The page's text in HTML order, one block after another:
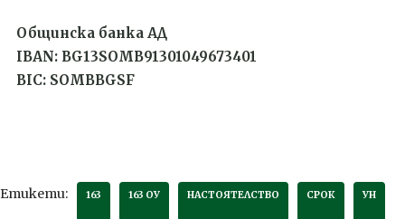
Общинска банка АД
IBAN: BG13SOMB91301049673401
BIC: SOMBBGSF
Етикети: 163 163 ОУ НАСТОЯТЕЛСТВО СРОК УН